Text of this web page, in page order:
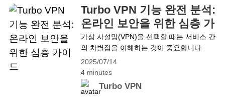
안전한 온라인 경험을 제공하기 위해 노력
하고 있습니다. 내부 테스트 결과, 이
&hellip; Continue reading iOS 기기에서
VPN 인증이 작동하지 않나요? Turbo VPN
이 쉽게 해결해 드립니다.
2025/07/14
4 minutes
Turbo VPN
Turbo VPN 기능 완전 분석:
온라인 보안을 위한 심층 가
이드
가상 사설망(VPN)을 선택할 때는 서비스 간
의 차별점을 이해하는 것이 중요합니다.
Turbo VPN은 보안, 개인정보 보호, 속도를
모두 갖춘 종합적인 기능을 제공합니다.
VPN이 처음이든 업그레이드를 고려 중이
든, Turbo VPN의 기능을 이해하는 것은 현